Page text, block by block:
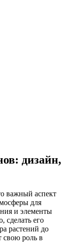
дизайн,
важный аспект
для
и элементы
сделать его
растений до
свою роль в